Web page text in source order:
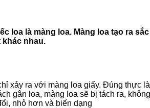
là màng loa. Màng loa tạo ra
khác nhau.
xảy ra với màng loa giấy. Đúng thực
gân loa, màng loa sẽ bị tách ra,
nhỏ hơn và biến dạng